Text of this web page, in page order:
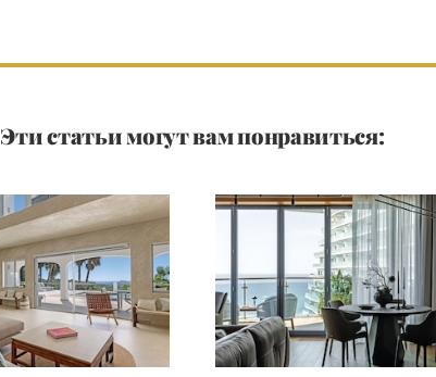
Эти статьи могут вам понравиться: